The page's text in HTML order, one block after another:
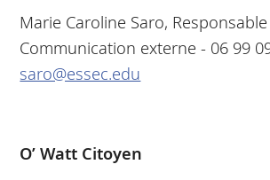
Marie Caroline Saro, Responsable
Communication externe - 06 99
saro@essec.edu
O’ Watt Citoyen